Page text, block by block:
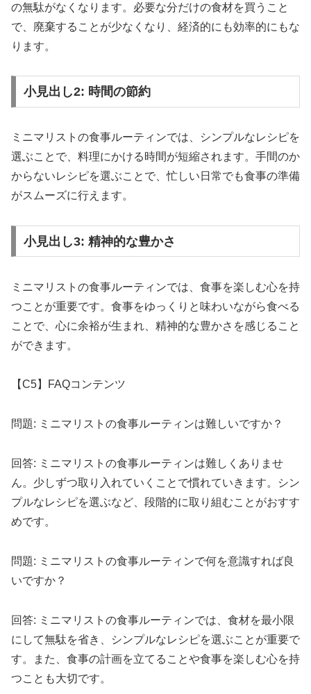
の無駄がなくなります。必要な分だけの食材を買うこと
で、廃棄することが少なくなり、経済的にも効率的にもな
ります。
小見出し2: 時間の節約
ミニマリストの食事ルーティンでは、シンプルなレシピを
選ぶことで、料理にかける時間が短縮されます。手間のか
からないレシピを選ぶことで、忙しい日常でも食事の準備
がスムーズに行えます。
小見出し3: 精神的な豊かさ
ミニマリストの食事ルーティンでは、食事を楽しむ心を持
つことが重要です。食事をゆっくりと味わいながら食べる
ことで、心に余裕が生まれ、精神的な豊かさを感じること
ができます。
【C5】FAQコンテンツ
問題: ミニマリストの食事ルーティンは難しいですか？
回答: ミニマリストの食事ルーティンは難しくありませ
ん。少しずつ取り入れていくことで慣れていきます。シン
プルなレシピを選ぶなど、段階的に取り組むことがおすす
めです。
問題: ミニマリストの食事ルーティンで何を意識すれば良
いですか？
回答: ミニマリストの食事ルーティンでは、食材を最小限
にして無駄を省き、シンプルなレシピを選ぶことが重要で
す。また、食事の計画を立てることや食事を楽しむ心を持
つことも大切です。